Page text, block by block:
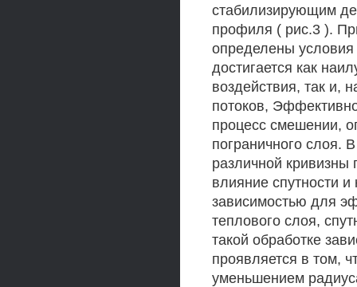
стабилизирующим
профиля ( рис.3 ).
определены условия
достигается как
воздействия, так и,
потоков,
процесс смешении,
пограничного слоя.
различной
влияние спутности
зависимостью для
теплового слоя,
такой обработке
проявляется в том,
уменьшением